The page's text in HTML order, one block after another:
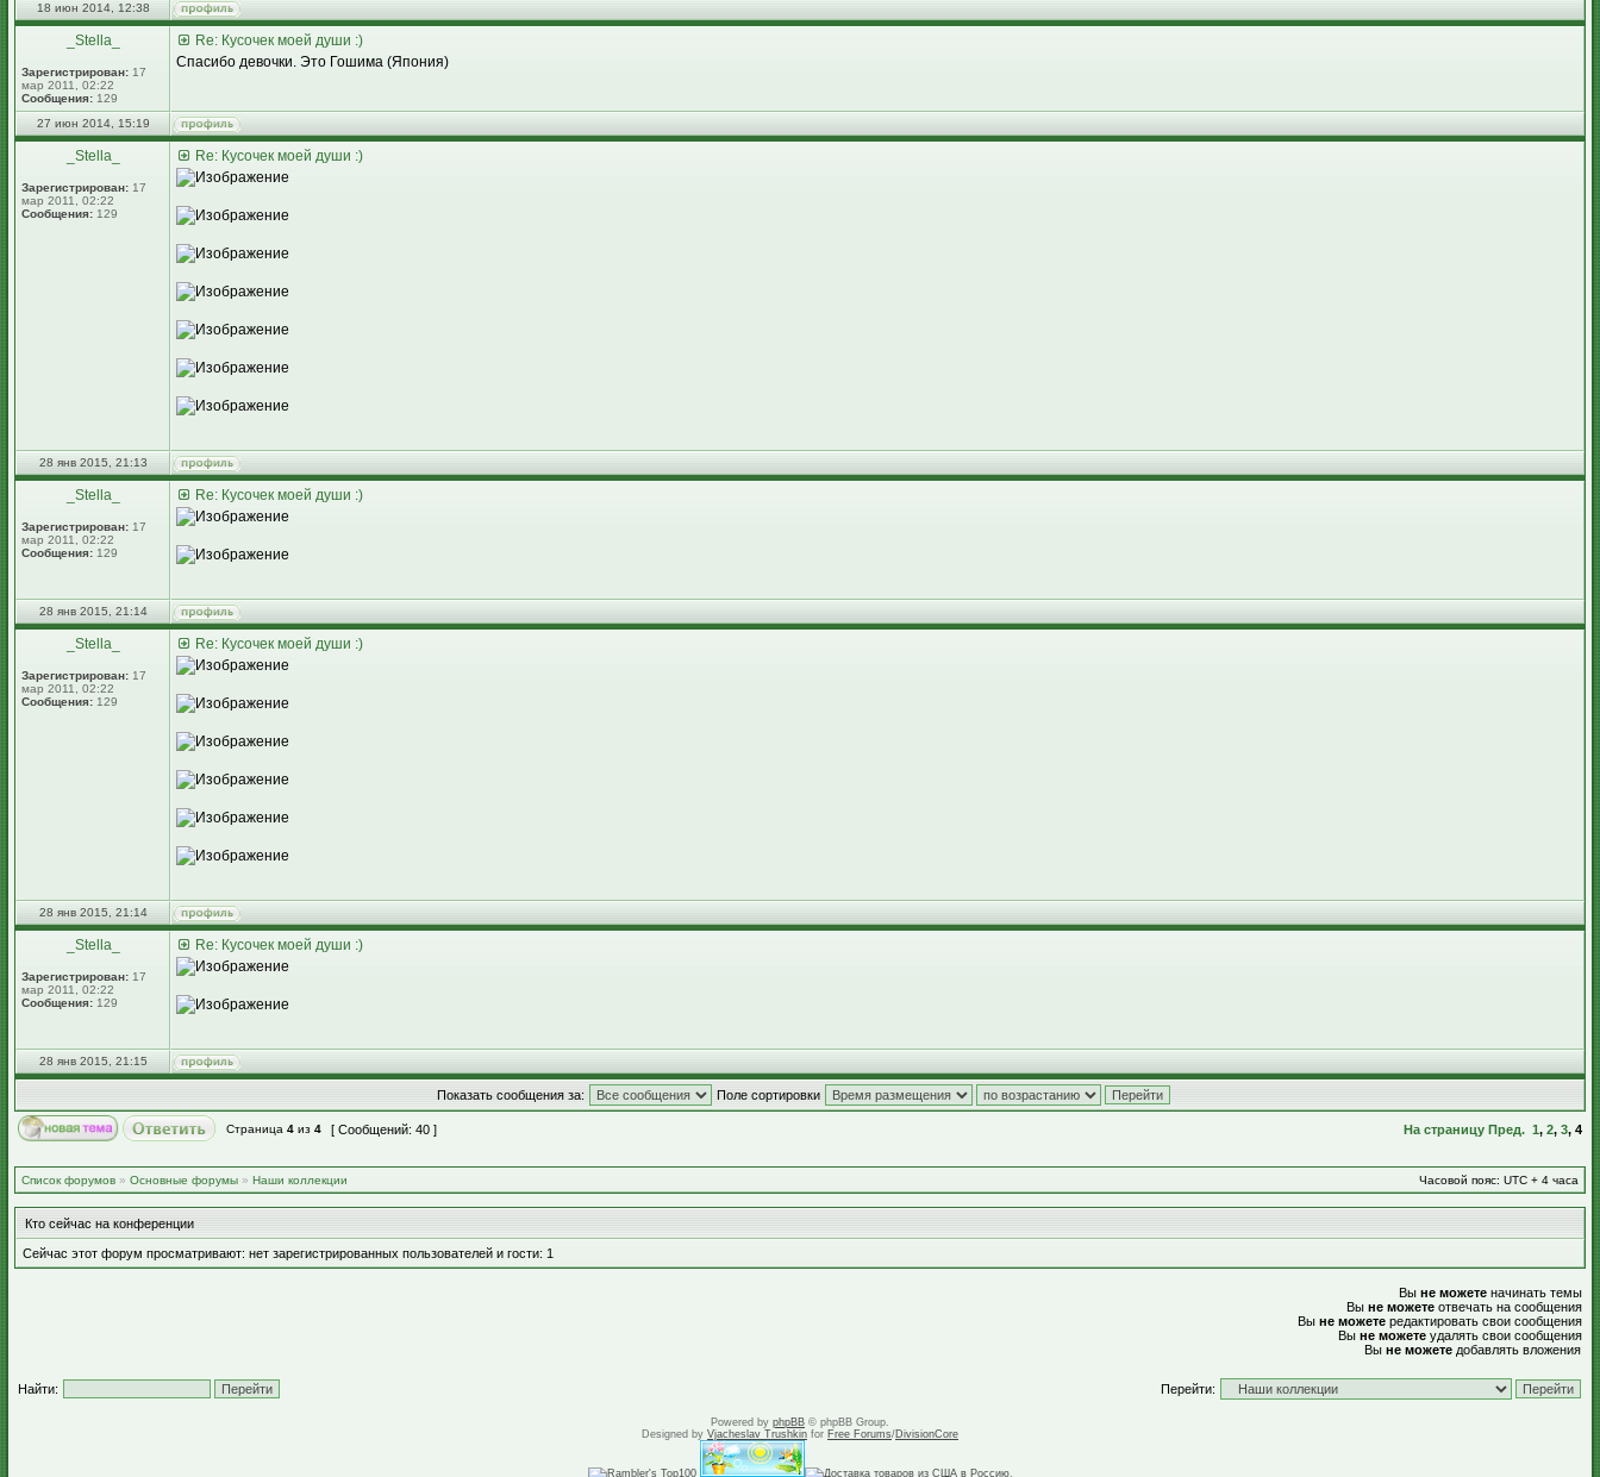
18 июн 2014, 12:38
_Stella_
Зарегистрирован: 17
мар 2011, 02:22
Сообщения: 129
Re: Кусочек моей души :)
Спасибо девочки. Это Гошима (Япония)
27 июн 2014, 15:19
_Stella_
Зарегистрирован: 17
мар 2011, 02:22
Сообщения: 129
Re: Кусочек моей души :)
28 янв 2015, 21:13
_Stella_
Зарегистрирован: 17
мар 2011, 02:22
Сообщения: 129
Re: Кусочек моей души :)
28 янв 2015, 21:14
_Stella_
Зарегистрирован: 17
мар 2011, 02:22
Сообщения: 129
Re: Кусочек моей души :)
28 янв 2015, 21:14
_Stella_
Зарегистрирован: 17
мар 2011, 02:22
Сообщения: 129
Re: Кусочек моей души :)
28 янв 2015, 21:15
Показать сообщения за: Поле сортировки
Страница 4 из 4 [ Сообщений: 40 ] На страницу Пред. 1, 2, 3, 4
Список форумов » Основные форумы » Наши коллекции Часовой пояс: UTC + 4 часа
Кто сейчас на конференции
Сейчас этот форум просматривают: нет зарегистрированных пользователей и гости: 1
Вы не можете начинать темы
Вы не можете отвечать на сообщения
Вы не можете редактировать свои сообщения
Вы не можете удалять свои сообщения
Вы не можете добавлять вложения
Найти: Перейти:
Powered by phpBB © phpBB Group.
Designed by Vjacheslav Trushkin for Free Forums/DivisionCore
.